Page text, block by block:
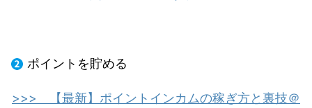
ポイントを貯める
>>> 【最新】ポイントインカムの稼ぎ方と裏技＠